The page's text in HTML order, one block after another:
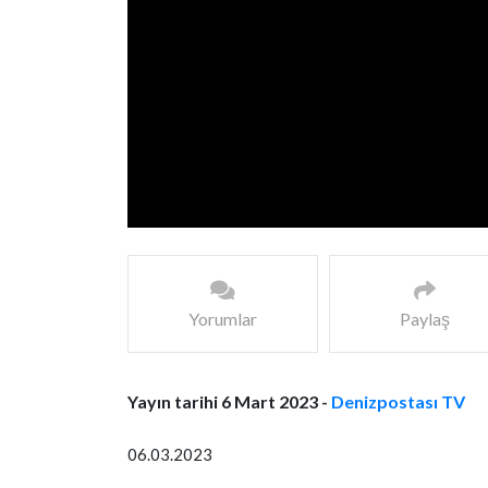
Yorumlar Paylaş
Yayın tarihi 6 Mart 2023 - Denizpostası TV
06.03.2023